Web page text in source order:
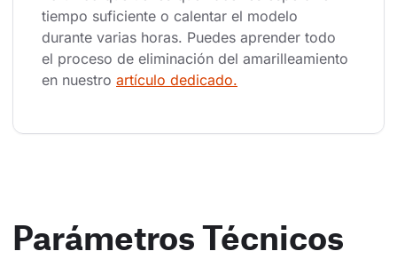
tiempo suficiente o calentar el modelo
durante varias horas. Puedes aprender todo
el proceso de eliminación del amarilleamiento
en nuestro artículo dedicado.
Parámetros Técnicos